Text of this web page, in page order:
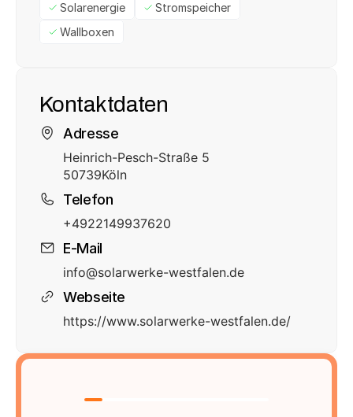
Solarenergie
Stromspeicher
Wallboxen
Kontaktdaten
Adresse
Heinrich-Pesch-Straße 5
50739Köln
Telefon
+4922149937620
E-Mail
info@solarwerke-westfalen.de
Webseite
https://www.solarwerke-westfalen.de/